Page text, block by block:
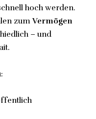
hoch werden.
zumVermögen
– und